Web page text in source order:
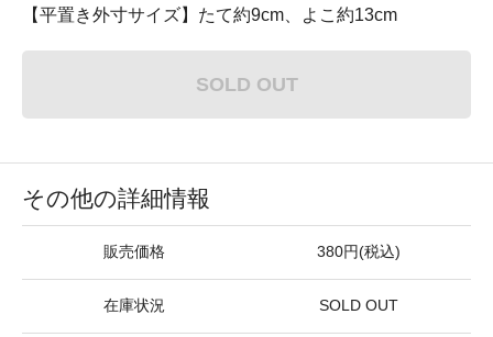
【平置き外寸サイズ】たて約9cm、よこ約13cm
SOLD OUT
その他の詳細情報
販売価格 380円(税込)
在庫状況 SOLD OUT